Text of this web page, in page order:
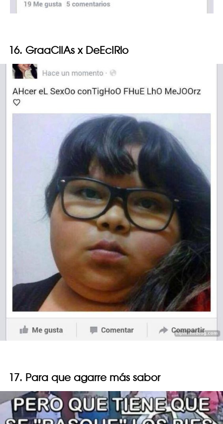
16. GraaCiIAs x DeEcIRlo
17. Para que agarre más sabor